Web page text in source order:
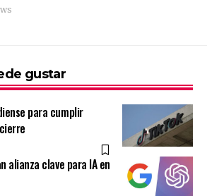
gustar
para cumplir
alianza clave para IA en